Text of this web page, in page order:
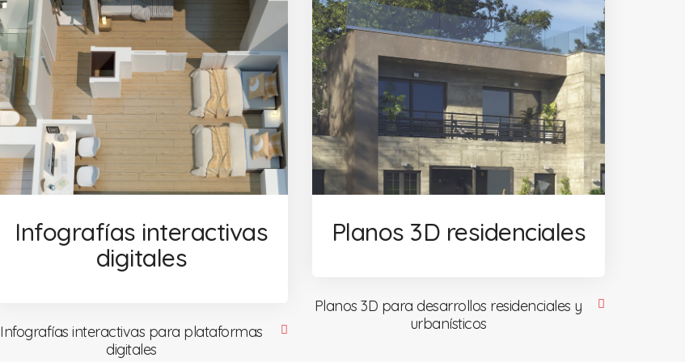
Infografías interactivas
digitales
Infografías interactivas para plataformas
digitales
Planos 3D residenciales
Planos 3D para desarrollos residenciales y
urbanísticos